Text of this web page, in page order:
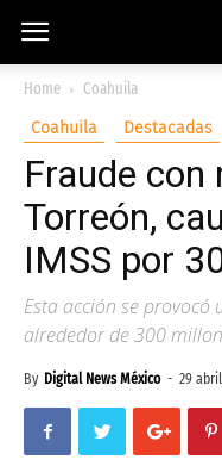
Home
Coahuila
Coahuila
Destacadas
Fraude con
Torreón,
IMSS por
Esta acción se
alrededor de 300
By Digital News México - 29